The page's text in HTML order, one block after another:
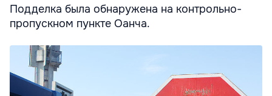
Подделка была обнаружена на контрольно-
пропускном пункте Оанча.